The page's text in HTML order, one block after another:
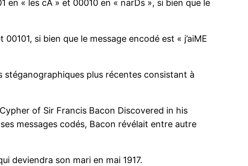
« les cA » et 00010 en « narDs », si bien que le
si bien que le message encodé est « j’aiME
stéganographiques plus récentes consistant à
of Sir Francis Bacon Discovered in his
messages codés, Bacon révélait entre autre
deviendra son mari en mai 1917.